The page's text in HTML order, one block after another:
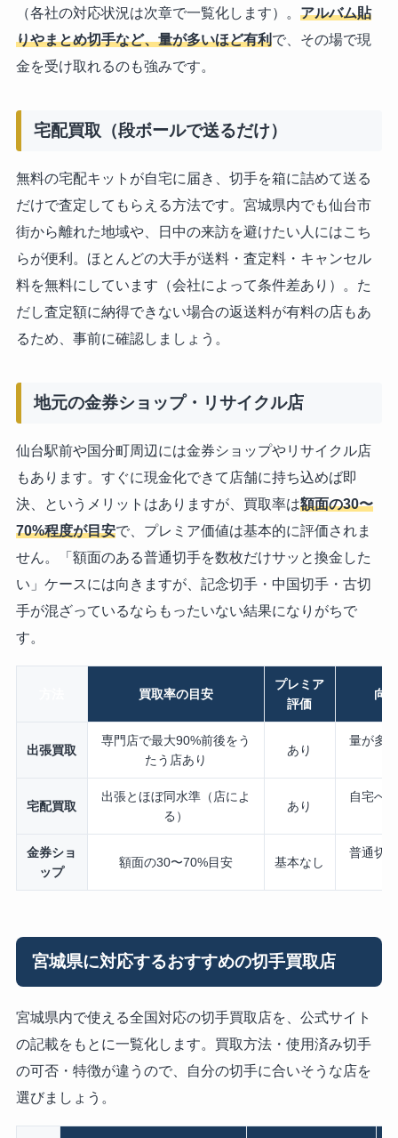
（各社の対応状況は次章で一覧化します）。 アルバム貼
りやまとめ切手など、量が多いほど有利で、その場で現
金を受け取れるのも強みです。
宅配買取（段ボールで送るだけ）
無料の宅配キットが自宅に届き、切手を箱に詰めて送る
だけで査定してもらえる方法です。宮城県内でも仙台市
街から離れた地域や、日中の来訪を避けたい人にはこち
らが便利。ほとんどの大手が送料・査定料・キャンセル
料を無料にしています（会社によって条件差あり）。た
だし査定額に納得できない場合の返送料が有料の店もあ
るため、事前に確認しましょう。
地元の金券ショップ・リサイクル店
仙台駅前や国分町周辺には金券ショップやリサイクル店
もあります。すぐに現金化できて店舗に持ち込めば即
決、というメリットはありますが、買取率は額面の30〜
70%程度が目安で、プレミア価値は基本的に評価されま
せん。「額面のある普通切手を数枚だけサッと換金した
い」ケースには向きますが、記念切手・中国切手・古切
手が混ざっているならもったいない結果になりがちで
す。
買取率の目安
プレミア
評価
向
出張買取
専門店で最大90%前後をう
たう店あり
あり
量が多
宅配買取
出張とほぼ同水準（店によ
る）
あり
自宅へ
金券ショ
ップ
額面の30〜70%目安 基本なし
普通切
宮城県に対応するおすすめの切手買取店
宮城県内で使える全国対応の切手買取店を、公式サイト
の記載をもとに一覧化します。買取方法・使用済み切手
の可否・特徴が違うので、自分の切手に合いそうな店を
選びましょう。